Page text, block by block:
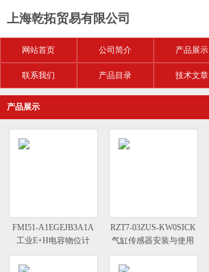
上海乾拓贸易有限公司
网站首页 公司简介 产品展示
联系我们 产品目录 技术文章
产品展示
FMI51-A1EGEJB3A1A
工业E+H电容物位计
RZT7-03ZUS-KW0SICK
气缸传感器安装与使用